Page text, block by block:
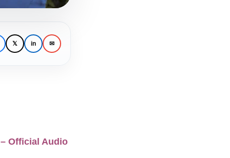
–
𝕏 in ✉
Official Audio